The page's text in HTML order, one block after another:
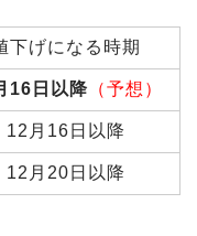
下げになる時期
16日以降 （予想）
12月16日以降
12月20日以降